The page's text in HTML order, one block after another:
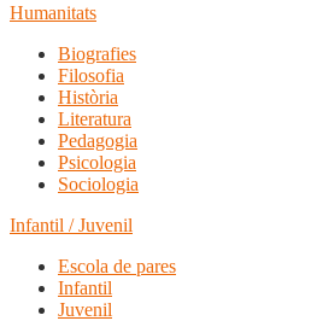
Humanitats
Biografies
Filosofia
Història
Literatura
Pedagogia
Psicologia
Sociologia
Infantil / Juvenil
Escola de pares
Infantil
Juvenil